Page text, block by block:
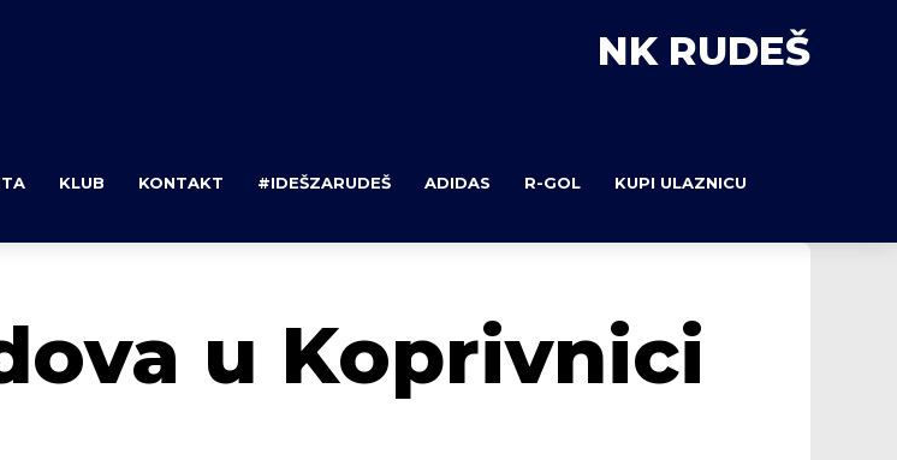
NK RUDEŠ
KLUB KONTAKT #IDEŠZARUDEŠ ADIDAS R-GOL KUPI ULAZNICU
u Koprivnici